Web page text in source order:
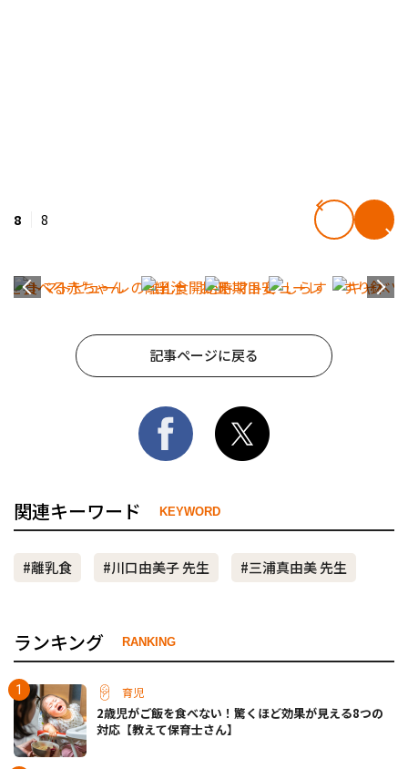
8 8
記事ページに戻る
関連キーワード KEYWORD
#離乳食 #川口由美子 先生 #三浦真由美 先生
ランキング RANKING
育児
2歳児がご飯を食べない！驚くほど効果が見える8つの
対応【教えて保育士さん】